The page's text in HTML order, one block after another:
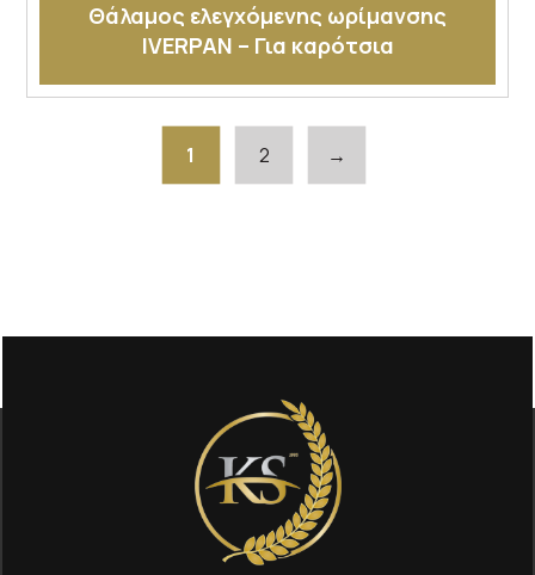
Θάλαμος ελεγχόμενης ωρίμανσης
IVERPAN – Για καρότσια
1 2 →